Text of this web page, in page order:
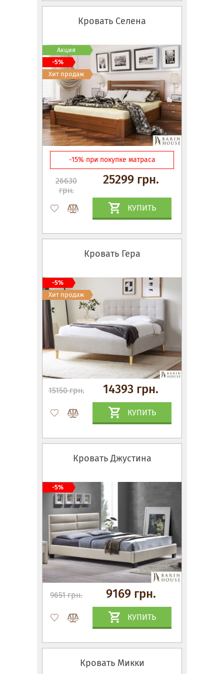
Кровать Селена
-15% при покупке матраса
26630
грн.
25299 грн.
КУПИТЬ
Акция
-5%
Хит продаж
Кровать Гера
15150 грн. 14393 грн.
КУПИТЬ
-5%
Хит продаж
Кровать Джустина
9651 грн. 9169 грн.
КУПИТЬ
-5%
Кровать Микки